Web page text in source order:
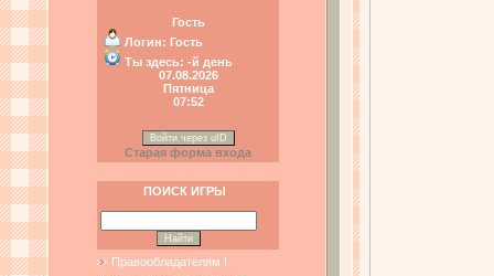
Гость
Логин: Гость
Ты здесь: -й день
07.08.2026
Пятница
07:52
Войти через uID
Старая форма входа
ПОИСК ИГРЫ
Правообладателям !